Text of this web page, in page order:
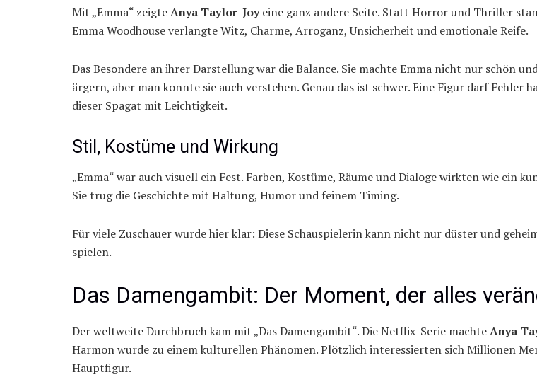
Mit „Emma“ zeigteAnya Taylor-Joyeine ganz andere Seite. Statt Horror und Thriller
Emma Woodhouse verlangte Witz, Charme, Arroganz, Unsicherheit und emotionale Reife.
Das Besondere an ihrer Darstellung war die Balance. Sie machte Emma nicht nur schön
ärgern, aber man konnte sie auch verstehen. Genau das ist schwer. Eine Figur darf Fehler
dieser Spagat mit Leichtigkeit.
Stil, Kostüme und Wirkung
„Emma“ war auch visuell ein Fest. Farben, Kostüme, Räume und Dialoge wirkten wie ein
Sie trug die Geschichte mit Haltung, Humor und feinem Timing.
Für viele Zuschauer wurde hier klar: Diese Schauspielerin kann nicht nur düster und
spielen.
Das Damengambit: Der Moment, der alles
Der weltweite Durchbruch kam mit „Das Damengambit“. Die Netflix-Serie machteAnya
Harmon wurde zu einem kulturellen Phänomen. Plötzlich interessierten sich Millionen
Hauptfigur.